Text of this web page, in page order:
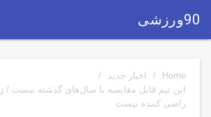
90ورزشی
Home
/ اخبار جدید
/
این تیم قابل مقایسه با سال‌های گذشته نیست /
راضی‌ کننده نیست